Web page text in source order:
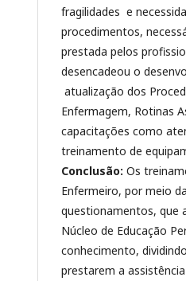
fragilidades e
procedimentos,
prestada pelos
desencadeou o
atualização dos
Enfermagem, Rotinas
capacitações como
treinamento de
Conclusão: Os
Enfermeiro, por meio
questionamentos, que
Núcleo de Educação
conhecimento,
prestarem a